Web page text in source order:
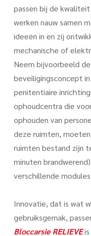
passen bij de
werken nauw samen
ideeën in en zij
mechanische of
Neem bijvoorbeeld
beveiligingsconcept
penitentiaire
ophoudcentra die
ophouden van
deze ruimten,
ruimten bestand zijn
minuten
verschillende modules
Innovatie, dat is wat
gebruiksgemak,
Bloccarsie RELIEVEis